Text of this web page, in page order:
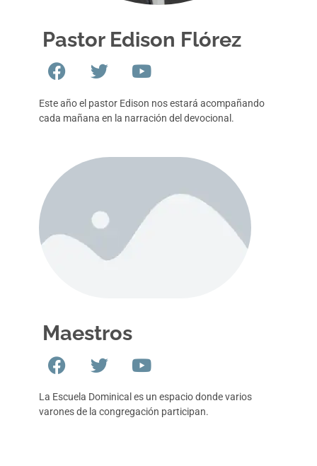
Pastor Edison Flórez
Este año el pastor Edison nos estará acompañando
cada mañana en la narración del devocional.
Maestros
La Escuela Dominical es un espacio donde varios
varones de la congregación participan.